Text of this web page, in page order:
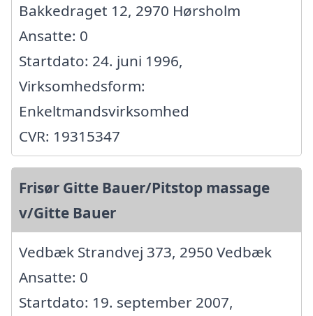
Bakkedraget 12, 2970 Hørsholm
Ansatte: 0
Startdato: 24. juni 1996,
Virksomhedsform:
Enkeltmandsvirksomhed
CVR: 19315347
Frisør Gitte Bauer/Pitstop massage
v/Gitte Bauer
Vedbæk Strandvej 373, 2950 Vedbæk
Ansatte: 0
Startdato: 19. september 2007,